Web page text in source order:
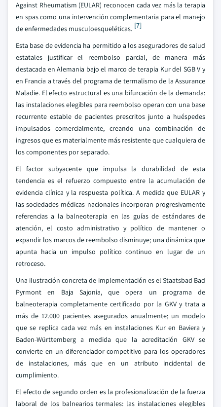
Against Rheumatism (EULAR) reconocen cada vez más la terapia
en spas como una intervención complementaria para el manejo
de enfermedades musculoesqueléticas. [7]
Esta base de evidencia ha permitido a los aseguradores de salud
estatales justificar el reembolso parcial, de manera más
destacada en Alemania bajo el marco de terapia Kur del SGB V y
en Francia a través del programa de termalismo de la Assurance
Maladie. El efecto estructural es una bifurcación de la demanda:
las instalaciones elegibles para reembolso operan con una base
recurrente estable de pacientes prescritos junto a huéspedes
impulsados comercialmente, creando una combinación de
ingresos que es materialmente más resistente que cualquiera de
los componentes por separado.
El factor subyacente que impulsa la durabilidad de esta
tendencia es el refuerzo compuesto entre la acumulación de
evidencia clínica y la respuesta política. A medida que EULAR y
las sociedades médicas nacionales incorporan progresivamente
referencias a la balneoterapia en las guías de estándares de
atención, el costo administrativo y político de mantener o
expandir los marcos de reembolso disminuye; una dinámica que
apunta hacia un impulso político continuo en lugar de un
retroceso.
Una ilustración concreta de implementación es el Staatsbad Bad
Pyrmont en Baja Sajonia, que opera un programa de
balneoterapia completamente certificado por la GKV y trata a
más de 12.000 pacientes asegurados anualmente; un modelo
que se replica cada vez más en instalaciones Kur en Baviera y
Baden-Württemberg a medida que la acreditación GKV se
convierte en un diferenciador competitivo para los operadores
de instalaciones, más que en un atributo incidental de
cumplimiento.
El efecto de segundo orden es la profesionalización de la fuerza
laboral de los balnearios termales: las instalaciones elegibles